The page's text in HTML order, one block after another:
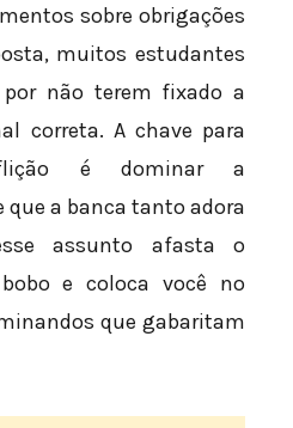
sobre obrigações
muitos estudantes
não terem fixado a
correta. A chave para
é dominar a
a banca tanto adora
assunto afasta o
e coloca você no
que gabaritam